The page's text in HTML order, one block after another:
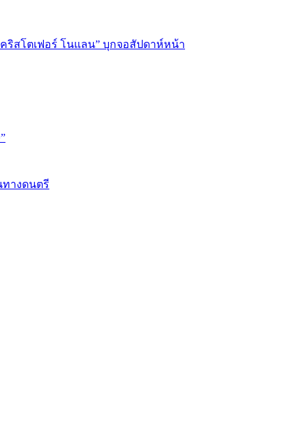
คริสโตเฟอร์ โนแลน” บุกจอสัปดาห์หน้า
ทางดนตรี